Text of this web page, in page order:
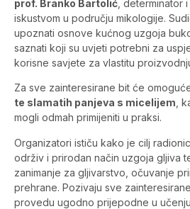
prof. Branko Bartolić , determinator
iskustvom u području mikologije.
upoznati osnove kućnog uzgoja
saznati koji su uvjeti potrebni za
korisne savjete za vlastitu
Za sve zainteresirane bit će
te slamatih panjeva s micelijem ,
mogli odmah primijeniti u praksi.
Organizatori ističu kako je cilj
održiv i prirodan način uzgoja gljiva
zanimanje za gljivarstvo, očuvanje
prehrane. Pozivaju sve
provedu ugodno prijepodne u